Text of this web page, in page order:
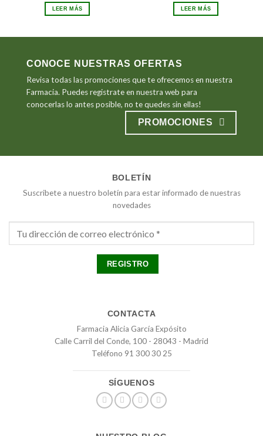
original
era:
€13.50.
LEER MÁS
original
era:
€10.45.
actual
€9.41.
LEER MÁS
CONOCE NUESTRAS OFERTAS
Revisa todas las promociones que te ofrecemos en nuestra
Farmacia. Puedes registrate en nuestra web para
conocerlas lo antes posible, no te quedes sin ellas!
PROMOCIONES
BOLETÍN
Suscribete a nuestro boletín para estar informado de nuestras
novedades
CONTACTA
Farmacia Alicia García Expósito
Calle Carril del Conde, 100 - 28043 - Madrid
Teléfono 91 300 30 25
SÍGUENOS